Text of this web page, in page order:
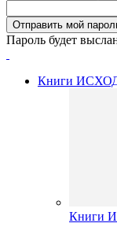
Пароль будет
Книги
Книги